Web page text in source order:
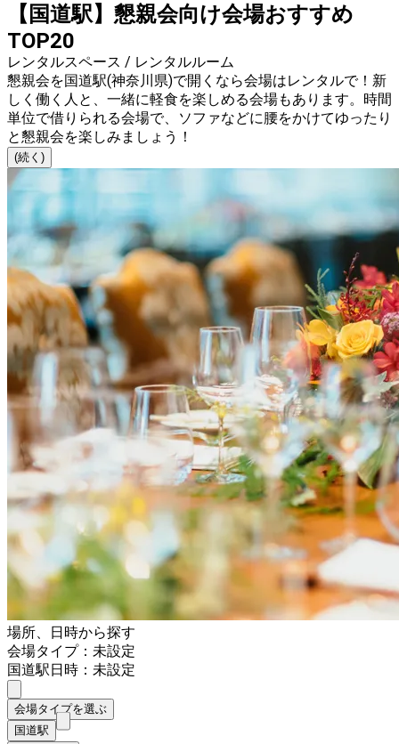
【国道駅】懇親会向け会場おすすめ
TOP20
レンタルスペース / レンタルルーム
懇親会を国道駅(神奈川県)で開くなら会場はレンタルで！新
しく働く人と、一緒に軽食を楽しめる会場もあります。時間
単位で借りられる会場で、ソファなどに腰をかけてゆったり
と懇親会を楽しみましょう！
(続く)
場所、日時から探す
会場タイプ：未設定
国道駅日時：未設定
会場タイプを選ぶ
国道駅